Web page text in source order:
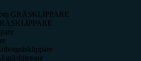
GRÄSKLIPPARE